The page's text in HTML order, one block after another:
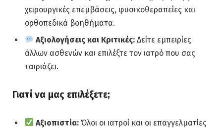
χειρουργικές επεμβάσεις, φυσικοθεραπείες και
ορθοπεδικά βοηθήματα.
Αξιολογήσεις και Κριτικές: Δείτε εμπειρίες
άλλων ασθενών και επιλέξτε τον ιατρό που σας
ταιριάζει.
Γιατί να μας επιλέξετε;
Αξιοπιστία: Όλοι οι ιατροί και οι επαγγελματίες